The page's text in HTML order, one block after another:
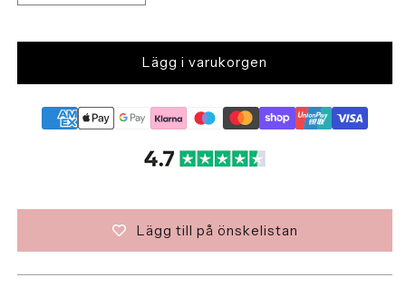
kvantitet
halsband
kvantitet
LEAF
halsband
Lägg i varukorgen
Lägg till på önskelistan